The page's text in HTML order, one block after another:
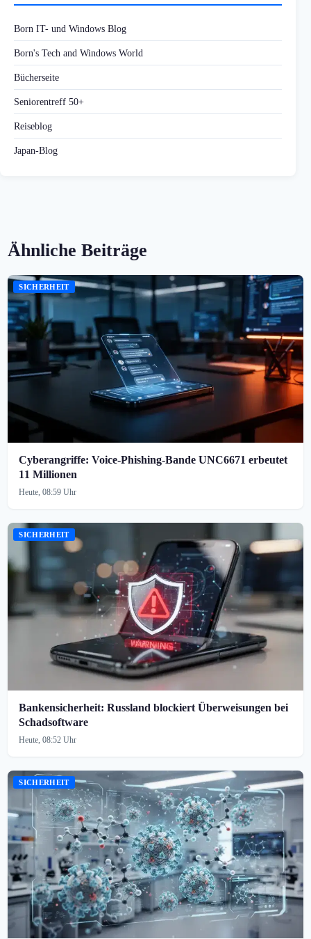
Born IT- und Windows Blog
Born's Tech and Windows World
Bücherseite
Seniorentreff 50+
Reiseblog
Japan-Blog
Ähnliche Beiträge
SICHERHEIT
Cyberangriffe: Voice-Phishing-Bande UNC6671 erbeutet
11 Millionen
Heute, 08:59 Uhr
SICHERHEIT
Bankensicherheit: Russland blockiert Überweisungen bei
Schadsoftware
Heute, 08:52 Uhr
SICHERHEIT